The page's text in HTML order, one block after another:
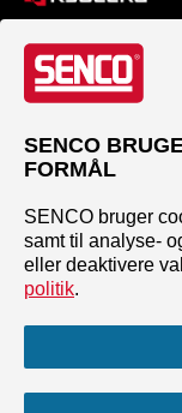
SENCO
FORMÅL
SENCO bruger
samt til analyse-
eller deaktivere
politik.